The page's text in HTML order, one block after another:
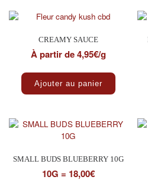
CREAMY SAUCE
À partir de 4,95€/g
Ajouter au panier
Ce
SMALL BUDS BLUEBERRY 10G
10G = 18,00€